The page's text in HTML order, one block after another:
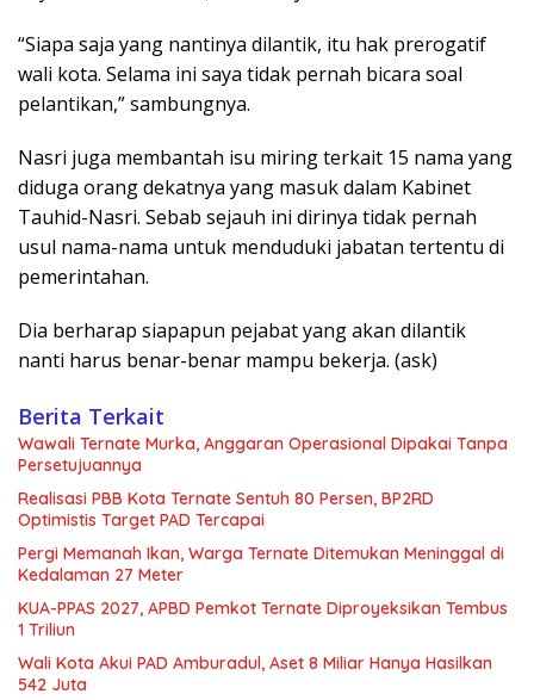
“Siapa saja yang nantinya dilantik, itu hak prerogatif
wali kota. Selama ini saya tidak pernah bicara soal
pelantikan,” sambungnya.
Nasri juga membantah isu miring terkait 15 nama yang
diduga orang dekatnya yang masuk dalam Kabinet
Tauhid-Nasri. Sebab sejauh ini dirinya tidak pernah
usul nama-nama untuk menduduki jabatan tertentu di
pemerintahan.
Dia berharap siapapun pejabat yang akan dilantik
nanti harus benar-benar mampu bekerja. (ask)
Berita Terkait
Wawali Ternate Murka, Anggaran Operasional Dipakai Tanpa
Persetujuannya
Realisasi PBB Kota Ternate Sentuh 80 Persen, BP2RD
Optimistis Target PAD Tercapai
Pergi Memanah Ikan, Warga Ternate Ditemukan Meninggal di
Kedalaman 27 Meter
KUA-PPAS 2027, APBD Pemkot Ternate Diproyeksikan Tembus
1 Triliun
Wali Kota Akui PAD Amburadul, Aset 8 Miliar Hanya Hasilkan
542 Juta